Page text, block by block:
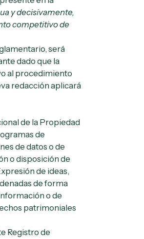
y decisivamente,
competitivo de
será
dado que la
al procedimiento
redacción aplicará
de la Propiedad
de
de datos o de
o disposición de
de ideas,
de forma
o de
patrimoniales
Registro de